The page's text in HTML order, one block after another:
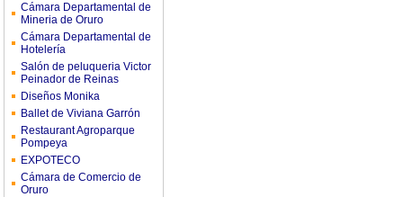
Cámara Departamental de
Mineria de Oruro
Cámara Departamental de
Hotelería
Salón de peluqueria Victor
Peinador de Reinas
Diseños Monika
Ballet de Viviana Garrón
Restaurant Agroparque
Pompeya
EXPOTECO
Cámara de Comercio de
Oruro